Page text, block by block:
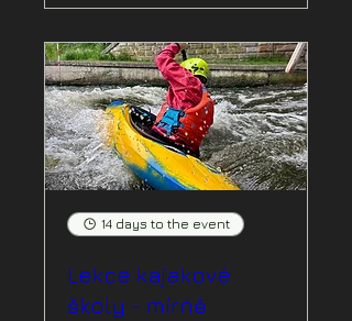
14 days to the event
Lekce kajakové
školy - mírně